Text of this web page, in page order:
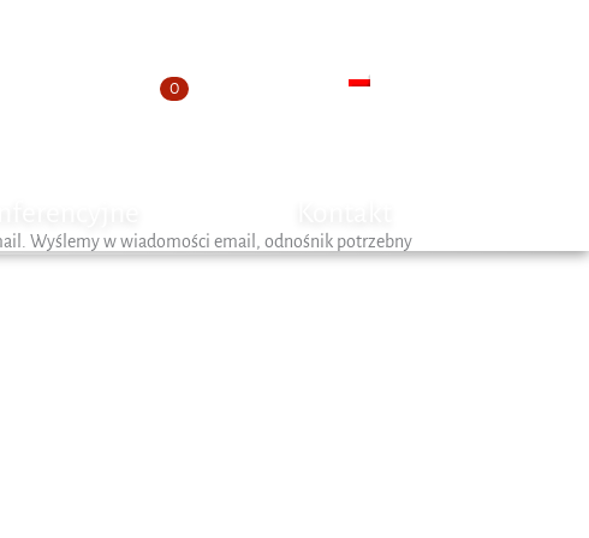
Moje konto
0 Ulubione
Wyślemy w wiadomości email, odnośnik potrzebny